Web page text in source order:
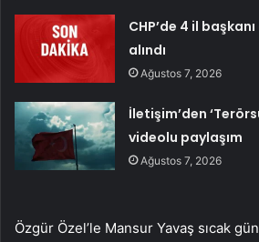
CHP’de 4 il
alındı
Ağustos 7, 2026
İletişim’den
videolu paylaşım
Ağustos 7, 2026
Özgür Özel’le Mansur Yavaş sıcak